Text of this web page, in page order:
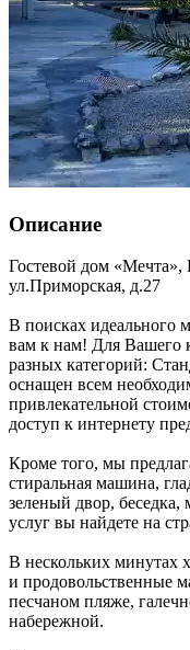
Описание
Гостевой дом «Мечта»,
ул.Приморская, д.27
В поисках идеального
вам к нам! Для Вашего
разных категорий:
оснащен всем
привлекательной
доступ к интернету
Кроме того, мы
стиральная машина,
зеленый двор,
услуг вы найдете на
В нескольких минутах
и продовольственные
песчаном пляже,
набережной.